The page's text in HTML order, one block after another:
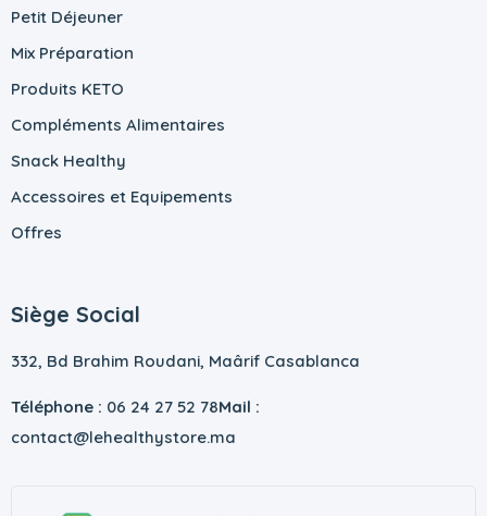
Petit Déjeuner
Mix Préparation
Produits KETO
Compléments Alimentaires
Snack Healthy
Accessoires et Equipements
Offres
Siège Social
332, Bd Brahim Roudani, Maârif Casablanca
Téléphone : 06 24 27 52 78Mail :
contact@lehealthystore.ma